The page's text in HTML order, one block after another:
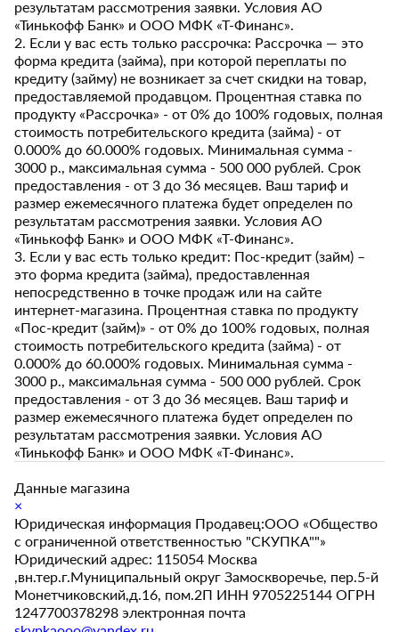
результатам рассмотрения заявки. Условия АО
«Тинькофф Банк» и ООО МФК «Т-Финанс».
2. Если у вас есть только рассрочка: Рассрочка — это
форма кредита (займа), при которой переплаты по
кредиту (займу) не возникает за счет скидки на товар,
предоставляемой продавцом. Процентная ставка по
продукту «Рассрочка» - от 0% до 100% годовых, полная
стоимость потребительского кредита (займа) - от
0.000% до 60.000% годовых. Минимальная сумма -
3000 р., максимальная сумма - 500 000 рублей. Срок
предоставления - от 3 до 36 месяцев. Ваш тариф и
размер ежемесячного платежа будет определен по
результатам рассмотрения заявки. Условия АО
«Тинькофф Банк» и ООО МФК «Т-Финанс».
3. Если у вас есть только кредит: Пос-кредит (займ) –
это форма кредита (займа), предоставленная
непосредственно в точке продаж или на сайте
интернет-магазина. Процентная ставка по продукту
«Пос-кредит (займ)» - от 0% до 100% годовых, полная
стоимость потребительского кредита (займа) - от
0.000% до 60.000% годовых. Минимальная сумма -
3000 р., максимальная сумма - 500 000 рублей. Срок
предоставления - от 3 до 36 месяцев. Ваш тариф и
размер ежемесячного платежа будет определен по
результатам рассмотрения заявки. Условия АО
«Тинькофф Банк» и ООО МФК «Т-Финанс».
Данные магазина
×
Юридическая информация Продавец:ООО «Общество
с ограниченной ответственностью "СКУПКА""»
Юридический адрес: 115054 Москва
,вн.тер.г.Муниципальный округ Замоскворечье, пер.5-й
Монетчиковский,д.16, пом.2П ИНН 9705225144 ОГРН
1247700378298 электронная почта